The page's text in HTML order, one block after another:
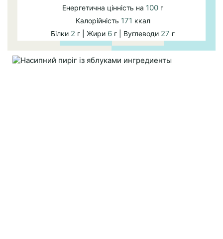
Енергетична цінність на 100 г
Калорійність 171 ккал
Білки 2 г | Жири 6 г | Вуглеводи 27 г